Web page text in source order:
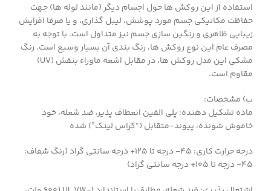
استقاده از این روکش ها حول اجسام دیگر (مانند لوله ها) جهت
حفاظت مکانیکی جسم مورد پوشش، لیبل گذاری، و یا صرفا افزایش
زیبایی ظاهری و رنگین سازی جسم نیز متداول است. با توجه به
مصرف عام این نوع روکش ها، رنگ بندی آن بسیار وسیع است. رنگ
مشکی این مدل روکش ها، در مقابل اشعه ماوراء بنفش (UV)
مقاوم است.
ب) مشخصات:
ماده تشکیل دهنده: پلی الفین انعطاف پذیر، ضد شعله، خود
خاموش شونده، پیوند-متقابل (“کراس لینک”) شده
درجه حرارت کاری: ۴۵- درجه تا ۱۲۵+ درجه سانتی گراد (رنگ شفاف:
۴۵- درجه تا ۱۰۵+ درجه سانتی گراد)